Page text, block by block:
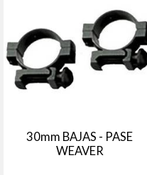
30mm BAJAS - PASE
WEAVER